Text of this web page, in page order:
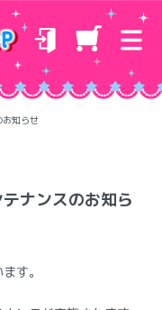
お知らせ
ナンスのお知ら
す。